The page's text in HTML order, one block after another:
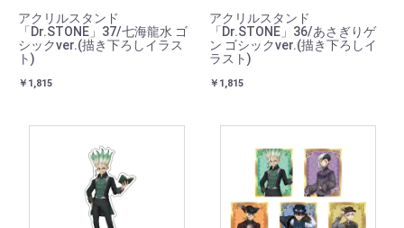
アクリルスタンド
「Dr.STONE」37/七海龍水 ゴ
シックver.(描き下ろしイラス
ト)
￥1,815
アクリルスタンド
「Dr.STONE」36/あさぎりゲ
ン ゴシックver.(描き下ろしイ
ラスト)
￥1,815